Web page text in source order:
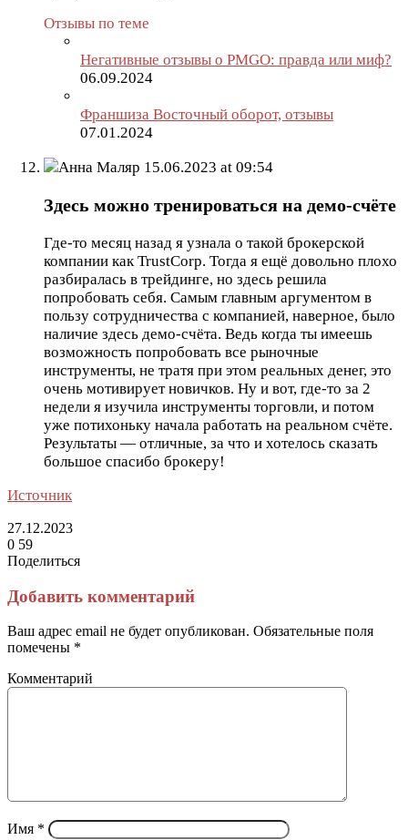
Отзывы по теме
Негативные отзывы о PMGO: правда или миф?
06.09.2024
Франшиза Восточный оборот, отзывы
07.01.2024
Анна Маляр 15.06.2023 at 09:54
Здесь можно тренироваться на демо-счёте
Где-то месяц назад я узнала о такой брокерской
компании как TrustCorp. Тогда я ещё довольно плохо
разбиралась в трейдинге, но здесь решила
попробовать себя. Самым главным аргументом в
пользу сотрудничества с компанией, наверное, было
наличие здесь демо-счёта. Ведь когда ты имеешь
возможность попробовать все рыночные
инструменты, не тратя при этом реальных денег, это
очень мотивирует новичков. Ну и вот, где-то за 2
недели я изучила инструменты торговли, и потом
уже потихоньку начала работать на реальном счёте.
Результаты — отличные, за что и хотелось сказать
большое спасибо брокеру!
Источник
27.12.2023
0 59
Поделиться
через
электронную
почту
Добавить комментарий
Ваш адрес email не будет опубликован. Обязательные поля
помечены *
Комментарий
Имя *